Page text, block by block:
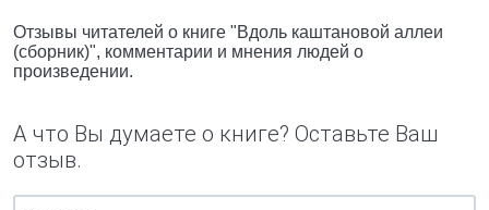
Отзывы читателей о книге "Вдоль каштановой аллеи
(сборник)", комментарии и мнения людей о
произведении.
А что Вы думаете о книге? Оставьте Ваш
отзыв.